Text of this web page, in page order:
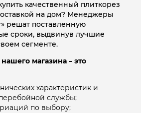
качественный плиткорез
на дом? Менеджеры
решат поставленную
сроки, выдвинув лучшие
сегменте.
магазина – это
характеристик и
службы;
по выбору;